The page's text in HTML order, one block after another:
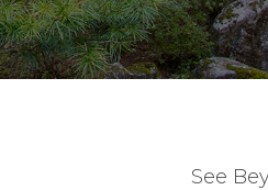
See